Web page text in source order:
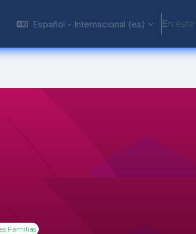
Español - Internacional ‎(es)‎ En
Familias